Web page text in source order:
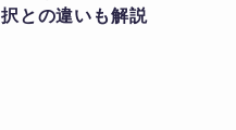
択との違いも解説